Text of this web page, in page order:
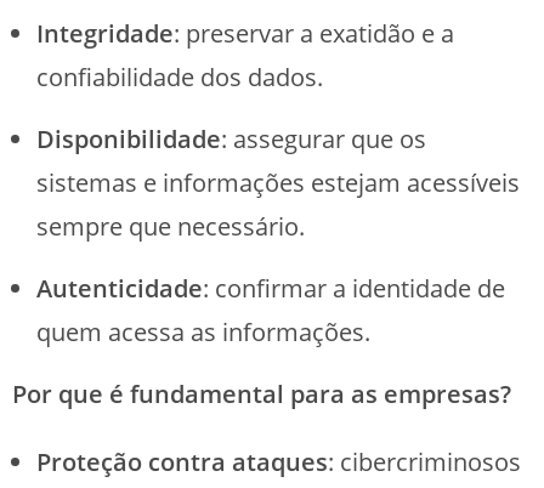
Integridade: preservar a exatidão e a
confiabilidade dos dados.
Disponibilidade: assegurar que os
sistemas e informações estejam acessíveis
sempre que necessário.
Autenticidade: confirmar a identidade de
quem acessa as informações.
Por que é fundamental para as empresas?
Proteção contra ataques: cibercriminosos